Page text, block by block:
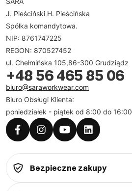
J. Pieściński H. Pieścińska
Spółka komandytowa.
NIP: 8761747225
REGON: 870527452
ul. Chełmińska 105,86-300 Grudziądz
+48 56 465 85 06
biuro@saraworkwear.com
Biuro Obsługi Klienta:
poniedziałek - piątek od 8:00 do 16:00
Bezpieczne zakupy